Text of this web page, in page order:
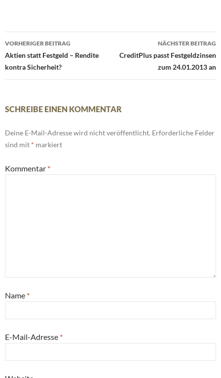
Beitrags-
Navigation
VORHERIGER BEITRAG
Aktien statt Festgeld – Rendite
kontra Sicherheit?
NÄCHSTER BEITRAG
CreditPlus passt Festgeldzinsen
zum 24.01.2013 an
SCHREIBE EINEN KOMMENTAR
Deine E-Mail-Adresse wird nicht veröffentlicht. Erforderliche Felder
sind mit * markiert
Kommentar *
Name *
E-Mail-Adresse *